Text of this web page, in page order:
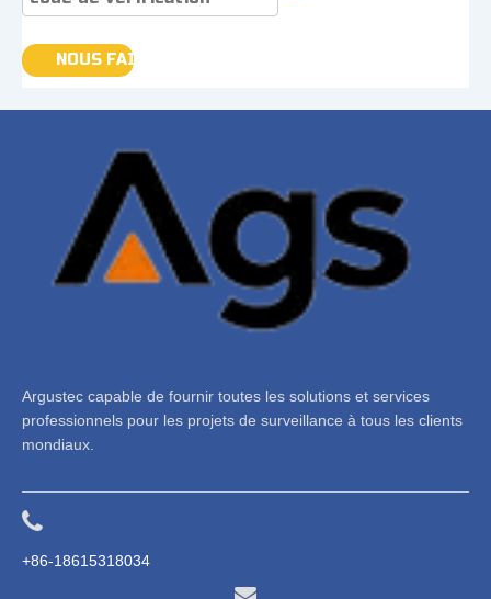
NOUS FAIRE PARVENIR
Argustec capable de fournir toutes les solutions et services
professionnels pour les projets de surveillance à tous les clients
mondiaux.
+86-18615318034